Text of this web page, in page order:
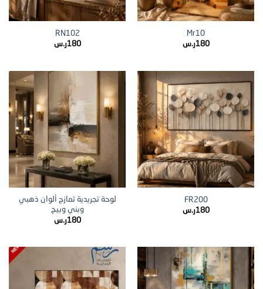
Mr10
180ر.س
RN102
180ر.س
FR200
180ر.س
لوحة تجريدية تمازج ألوان ذهبي
وبني وبيج
180ر.س